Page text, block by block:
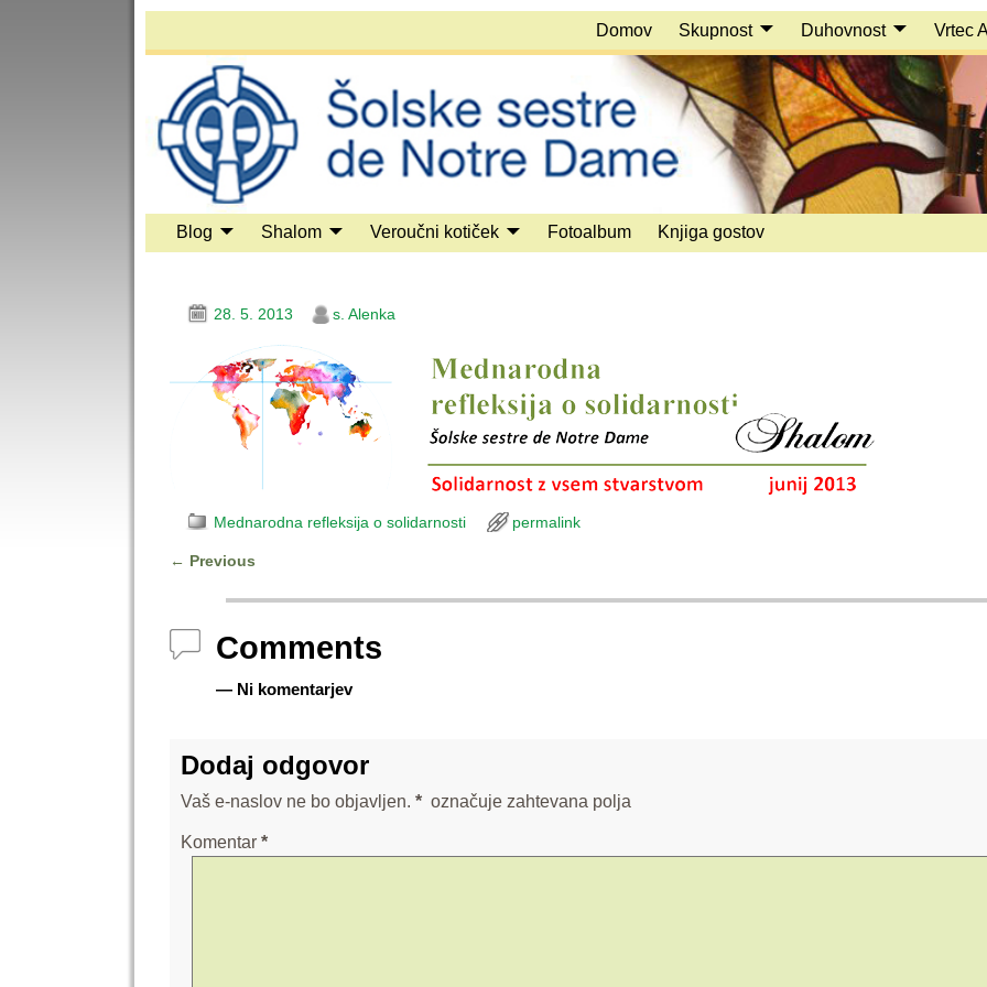
Domov Skupnost Duhovnost Vrtec
Blog Shalom Veroučni kotiček Fotoalbum Knjiga gostov
28. 5. 2013 s. Alenka
Mednarodna refleksija o solidarnosti permalink
← Previous
Comments
— Ni komentarjev
Dodaj odgovor
Vaš e-naslov ne bo objavljen. * označuje zahtevana polja
Komentar *